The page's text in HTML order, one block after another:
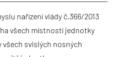
nařízení vlády č.366/2013
všech místností jednotky
svislých nosných